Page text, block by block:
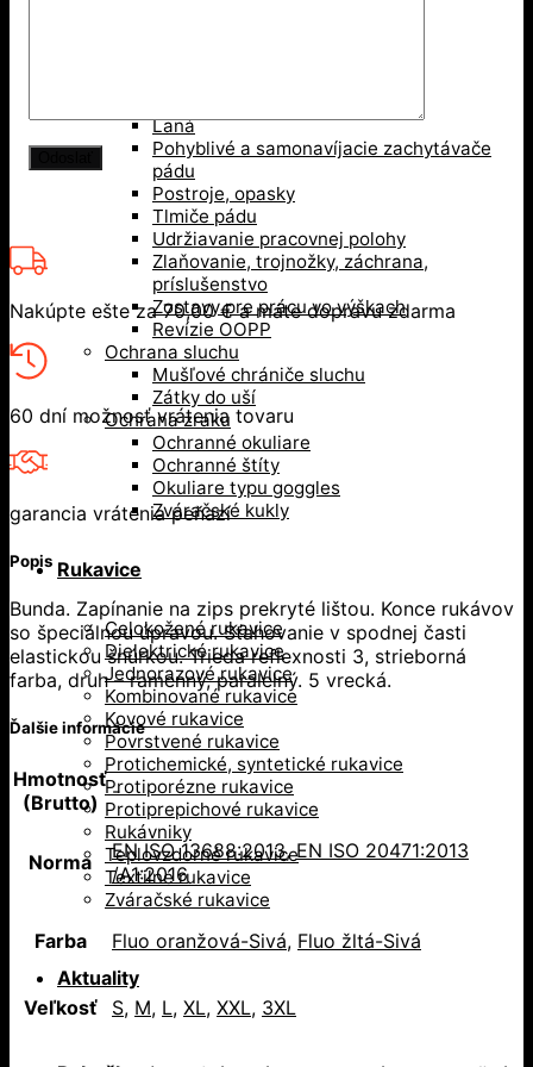
Laná
Pohyblivé a samonavíjacie zachytávače
pádu
Postroje, opasky
Tlmiče pádu
Udržiavanie pracovnej polohy
Zlaňovanie, trojnožky, záchrana,
príslušenstvo
Zostavy pre prácu vo výškach
Revízie OOPP
Ochrana sluchu
Mušľové chrániče sluchu
Zátky do uší
Ochrana zraku
Ochranné okuliare
Ochranné štíty
Okuliare typu goggles
Zváračské kukly
Rukavice
Celokožené rukavice
Dielektrické rukavice
Jednorazové rukavice
Kombinované rukavice
Kovové rukavice
Povrstvené rukavice
Protichemické, syntetické rukavice
Protiporézne rukavice
Protiprepichové rukavice
Rukávniky
Teplovzdorné rukavice
Textilné rukavice
Zváračské rukavice
Aktuality
Nakúpte ešte za70,00€a máte dopravu zdarma
60 dní možnosť vrátenia tovaru
garancia vrátenia peňazí
Popis
Bunda. Zapínanie na zips prekryté lištou. Konce rukávov
so špeciálnou úpravou. Sťahovanie v spodnej časti
elastickou šnúrkou. Trieda reflexnosti 3, strieborná
farba, druh – ramenný, paralelný. 5 vrecká.
Ďalšie informácie
Hmotnosť
(Brutto)
-
Norma EN ISO 13688:2013,EN ISO 20471:2013
/A1:2016
Farba Fluo oranžová-Sivá, Fluo žltá-Sivá
Veľkosť S, M, L, XL, XXL, 3XL